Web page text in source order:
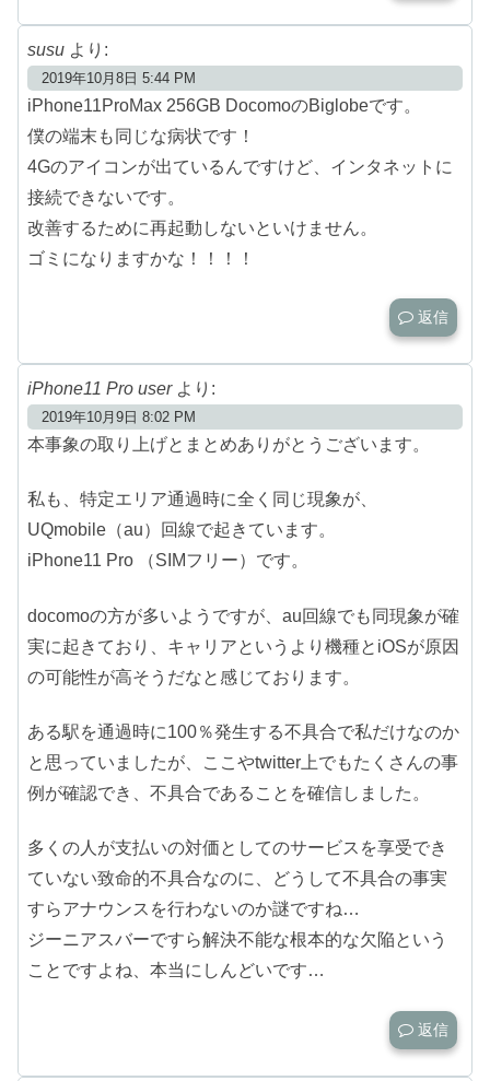
susu より:
2019年10月8日 5:44 PM
iPhone11ProMax 256GB DocomoのBiglobeです。
僕の端末も同じな病状です！
4Gのアイコンが出ているんですけど、インタネットに
接続できないです。
改善するために再起動しないといけません。
ゴミになりますかな！！！！
返信
iPhone11 Pro user より:
2019年10月9日 8:02 PM
本事象の取り上げとまとめありがとうございます。
私も、特定エリア通過時に全く同じ現象が、
UQmobile（au）回線で起きています。
iPhone11 Pro （SIMフリー）です。
docomoの方が多いようですが、au回線でも同現象が確
実に起きており、キャリアというより機種とiOSが原因
の可能性が高そうだなと感じております。
ある駅を通過時に100％発生する不具合で私だけなのか
と思っていましたが、ここやtwitter上でもたくさんの事
例が確認でき、不具合であることを確信しました。
多くの人が支払いの対価としてのサービスを享受でき
ていない致命的不具合なのに、どうして不具合の事実
すらアナウンスを行わないのか謎ですね…
ジーニアスバーですら解決不能な根本的な欠陥という
ことですよね、本当にしんどいです…
返信